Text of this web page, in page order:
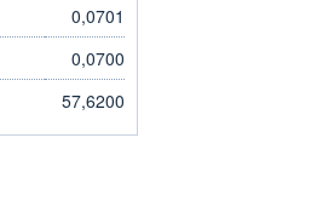
0,0701
0,0700
57,6200